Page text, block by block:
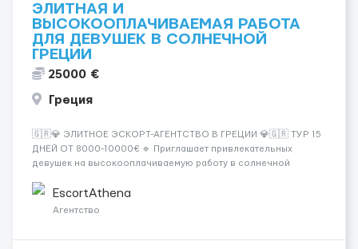
ЭЛИТНАЯ И
ВЫСОКООПЛАЧИВАЕМАЯ РАБОТА
ДЛЯ ДЕВУШЕК В СОЛНЕЧНОЙ
ГРЕЦИИ
25000 €
Греция
🇬🇷💎 ЭЛИТНОЕ ЭСКОРТ-АГЕНТСТВО В ГРЕЦИИ 💎🇬🇷 ТУР 15
ДНЕЙ ОТ 8000-10000€ 🔹 Приглашает привлекательных
девушек на высокооплачиваемую работу в солнечной
хорошие деньги 💶 — это предложение для тебя! 🔹
Требования: ✔️ Возраст от ...
EscortAthena
Агентство